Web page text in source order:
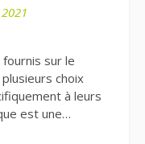
sur le
choix
à leurs
est une…